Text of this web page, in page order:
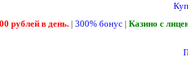
рублей в день. | 300% бонус | Казино с